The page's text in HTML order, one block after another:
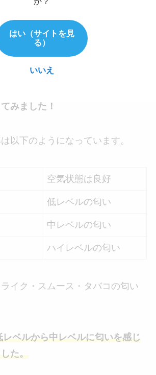
イク・スムース・タバコを吸っ
どのくらいなのでしょうか？
みました！
以下のようになっています。
空気状態は良好
低レベルの匂い
中レベルの匂い
ハイレベルの匂い
イク・スムース・タバコの匂い
ベルから中レベルに匂いを感じ
た。
はい（サイトを見
る）
いいえ